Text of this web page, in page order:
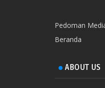
Pedoman
Beranda
ABOUT US